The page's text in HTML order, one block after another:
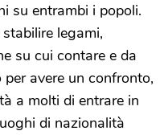
su entrambi i popoli.
legami,
su cui contare e da
avere un confronto,
a molti di entrare in
di nazionalità